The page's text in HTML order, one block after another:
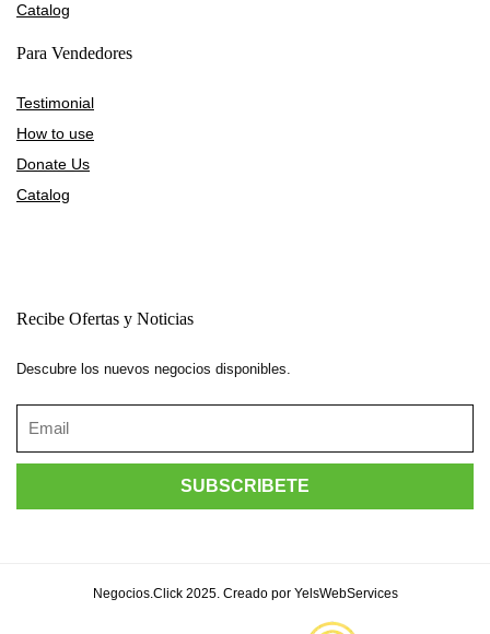
Catalog
Para Vendedores
Testimonial
How to use
Donate Us
Catalog
Recibe Ofertas y Noticias
Descubre los nuevos negocios disponibles.
Negocios.Click 2025. Creado por YelsWebServices